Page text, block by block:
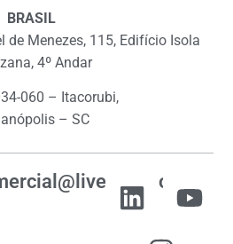
BRASIL
de Menezes, 115, Edifício Isola
4º Andar
060 – Itacorubi,
– SC